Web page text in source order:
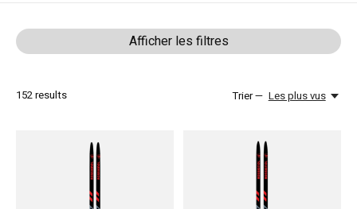
Afficher les filtres
152results Trier — Les plus vus